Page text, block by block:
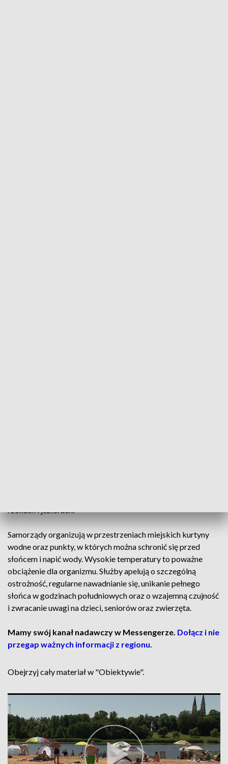
rzekach i jeziorach.
Samorządy organizują w przestrzeniach miejskich kurtyny
wodne oraz punkty, w których można schronić się przed
słońcem i napić wody. Wysokie temperatury to poważne
obciążenie dla organizmu. Służby apelują o szczególną
ostrożność, regularne nawadnianie się, unikanie pełnego
słońca w godzinach południowych oraz o wzajemną czujność
i zwracanie uwagi na dzieci, seniorów oraz zwierzęta.
Mamy swój kanał nadawczy w Messengerze. Dołącz i nie
przegap ważnych informacji z regionu.
Obejrzyj cały materiał w "Obiektywie".